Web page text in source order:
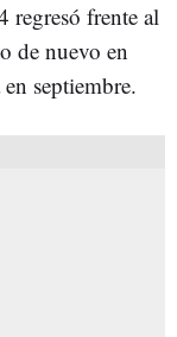
regresó frente al
de nuevo en
septiembre.